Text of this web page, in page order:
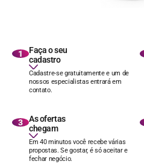
1
Faça o seu
cadastro
Cadastre-se gratuitamente e um de
nossos especialistas entrará em
contato.
3
As ofertas
chegam
Em 40 minutos você recebe várias
propostas. Se gostar, é só aceitar e
fechar negócio.